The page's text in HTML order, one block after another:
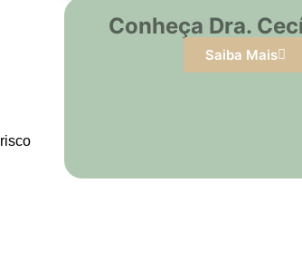
Conheça Dra.
Saiba Mais